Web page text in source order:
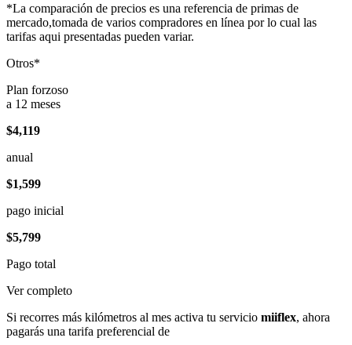
*La comparación de precios es una referencia de primas de
mercado,tomada de varios compradores en línea por lo cual las
tarifas aqui presentadas pueden variar.
Otros*
Plan forzoso
a 12 meses
$4,119
anual
$1,599
pago inicial
$5,799
Pago total
Ver completo
Si recorres más kilómetros al mes activa tu servicio miiflex, ahora
pagarás una tarifa preferencial de